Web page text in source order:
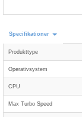
Specifikationer
Produkttype
Operativsystem
CPU
Max Turbo Speed